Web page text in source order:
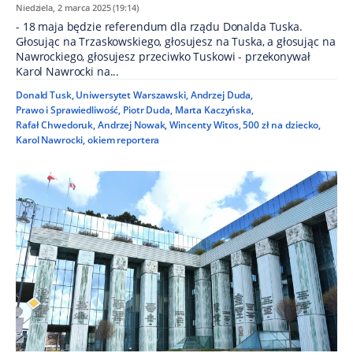
Niedziela, 2 marca 2025 (19:14)
- 18 maja będzie referendum dla rządu Donalda Tuska.
Głosując na Trzaskowskiego, głosujesz na Tuska, a głosując na
Nawrockiego, głosujesz przeciwko Tuskowi - przekonywał
Karol Nawrocki na...
Donald Tusk, Uniwersytet Warszawski,Andrzej Duda,
Prawo i Sprawiedliwość, Piotr Duda, Marta Kaczyńska,
Rafał Chwedoruk,Andrzej Nowak,Wincenty Witos,500 zł na dziecko,
Karol Nawrocki,okiem reportera